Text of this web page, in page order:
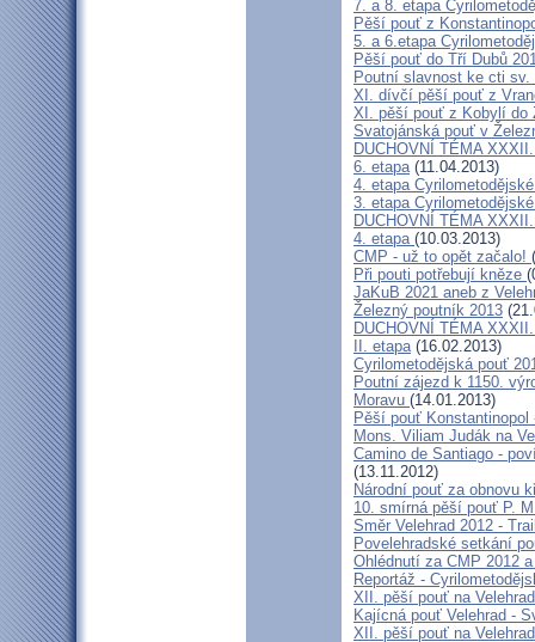
7. a 8. etapa
Pěší pouť z
5. a 6.etapa
Pěší pouť do Tří Dubů
Poutní slavnost ke cti sv.
XI. dívčí pěší pouť z
XI. pěší pouť z Kobylí do
Svatojánská pouť v
DUCHOVNÍ TÉMA
6. etapa(11.04.2013)
4. etapa
3. etapa
DUCHOVNÍ TÉMA
4. etapa (10.03.2013)
CMP - už to opět začalo!
Při pouti potřebují kněze
JaKuB 2021 aneb z
Železný poutník 2013
DUCHOVNÍ TÉMA
II. etapa(16.02.2013)
Cyrilometodějská pouť
Poutní zájezd k 1150.
Moravu (14.01.2013)
Pěší pouť Konstantinopol
Mons. Viliam Judák na
Camino de Santiago -
(13.11.2012)
Národní pouť za obnovu
10. smírná pěší pouť P.
Směr Velehrad 2012 -
Povelehradské setkání
Ohlédnutí za CMP 2012
Reportáž -
XII. pěší pouť na
Kajícná pouť Velehrad -
XII. pěší pouť na